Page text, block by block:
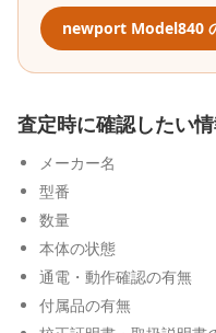
newport Model840
査定時に確認したい
メーカー名
型番
数量
本体の状態
通電・動作確認の有無
付属品の有無